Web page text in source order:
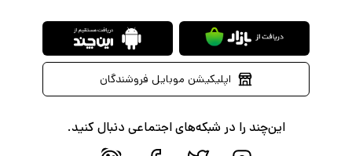
اپلیکیشن موبایل فروشندگان
این‌چند را در شبکه‌های اجتماعی دنبال کنید.